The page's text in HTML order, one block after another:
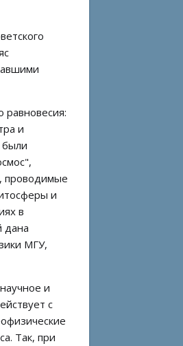
равновесия:
и
были
проводимые
и
в
дана
МГУ,
и
с
Так, при